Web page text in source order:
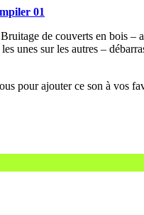
01
de couverts en bois –
unes sur les autres –